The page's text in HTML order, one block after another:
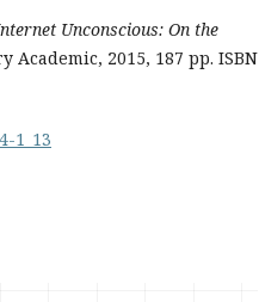
Unconscious: On the
Academic, 2015, 187 pp. ISBN
1_13